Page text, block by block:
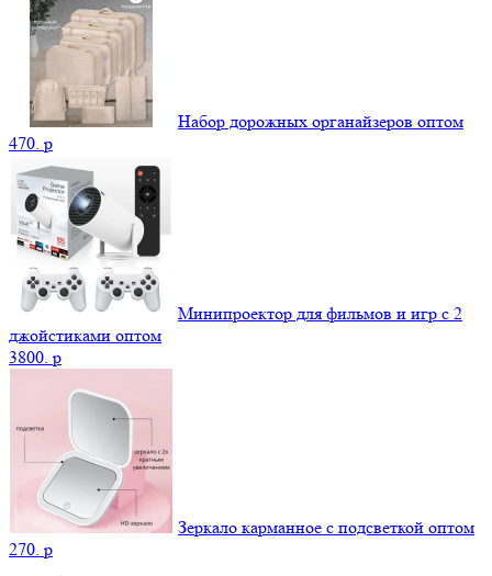
Набор дорожных органайзеров оптом
470. p
Минипроектор для фильмов и игр с 2
джойстиками оптом
3800. p
Зеркало карманное с подсветкой оптом
270. p